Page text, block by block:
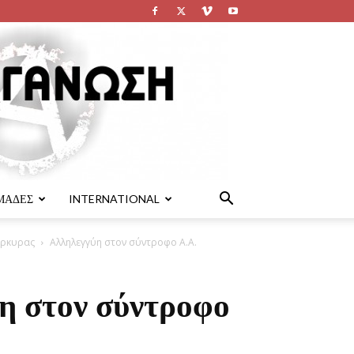
INTERNATIONAL
Αλληλεγγύη στον σύντροφο Α.Α.
στον σύντροφο